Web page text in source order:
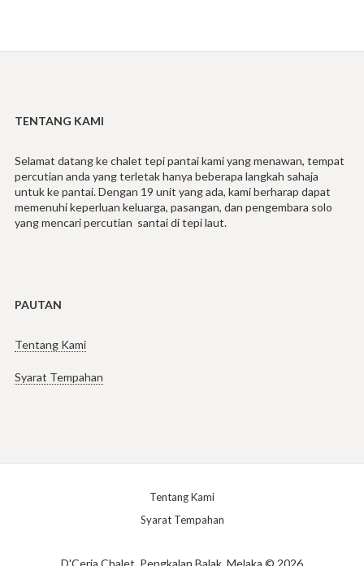
TENTANG KAMI
Selamat datang ke chalet tepi pantai kami yang menawan, tempat
percutian anda yang terletak hanya beberapa langkah sahaja
untuk ke pantai. Dengan 19 unit yang ada, kami berharap dapat
memenuhi keperluan keluarga, pasangan, dan pengembara solo
yang mencari percutian santai di tepi laut.
PAUTAN
Tentang Kami
Syarat Tempahan
D'Ceria Chalet, Pengkalan Balak, Melaka © 2026
Tentang Kami
Syarat Tempahan